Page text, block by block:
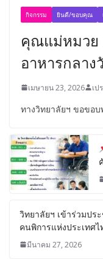
กิจกรรม ยินดี/ขอบคุณ
คุณแม่หมวย
อาหารกลาง
เมษายน 23, 2026 เป
ทางวิทยาลัยฯ ขอขอบ
วิทยาลัยฯ เข้าร่วมป
คนพิการแห่งประเทศไ
มีนาคม 27, 2026